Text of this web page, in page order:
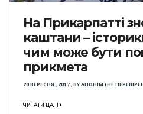
На Прикарпатті
каштани –
чим може бути
прикмета
20 ВЕРЕСНЯ , 2017,BYАНОНІМ (НЕ
ЧИТАТИ ДАЛІ